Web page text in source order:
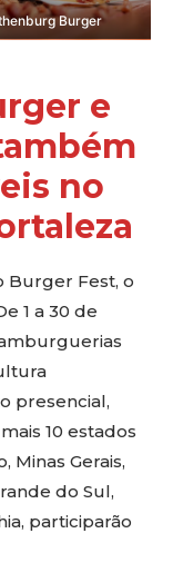
Burger
e
no
Burger Fest, o
1 a 30 de
presencial,
10 estados
Minas Gerais,
do Sul,
participarão